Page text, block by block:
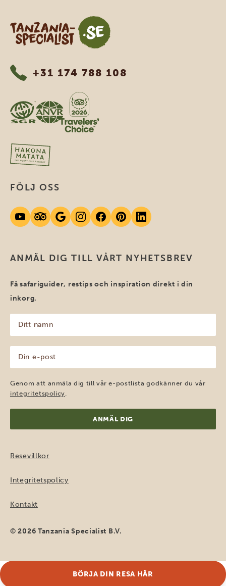
Tanzania Specialist
+31 174 788 108
ANMÄL DIG TILL VÅRT NYHETSBREV
Få safariguider, restips och inspiration direkt i din
inkorg.
namn
(Obligatoriskt)
post
(Obligatoriskt)
Genom att anmäla dig till vår e-postlista godkänner du vår
integritetspolicy
FÖLJ OSS
Resevillkor
Integritetspolicy
Kontakt
© 2026 Tanzania Specialist B.V.
BÖRJA DIN RESA HÄR